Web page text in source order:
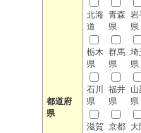
都道府
県
北海
道
青森
県
岩
県
栃木
県
群馬
県
埼
県
石川
県
福井
県
山
県
滋賀 京都 大